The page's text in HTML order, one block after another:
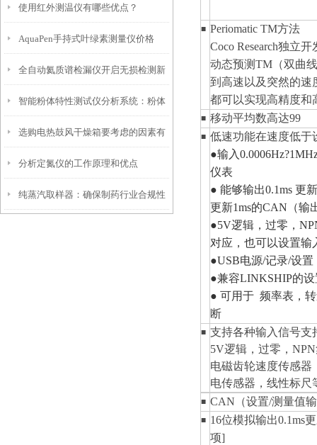
素
使用红外测温仪有哪些优点？
​AquaPen手持式叶绿素测量仪价格
全自动氦质谱检漏仪开启无损检测新
篇章
智能粉体特性测试仪分析系统：粉体
研究的得力助手
选购电热鼓风干燥箱要考虑的因素有
哪些
分析定氮仪的工作原理和优点
纯蒸汽取样器：确保制药行业合规性
■ Periomatic TM方法
Coco Research独立开
动态预测TM （双曲
到高速以及突然的速
都可以实现高精度和
■ 移动平均数高达99
■ 低速功能在速度低于
●输入
仪表
● 能够输出0.1ms 更
更新1ms的CAN（输
●5V逻辑，过零，
对应，也可以设置
●USB电源/记录/设置
●兼容LINKSHIP的
● 可用于 频率表，
断
■ 支持各种输入信号支
5V逻辑，过零，
电磁齿轮速度传感器
电传感器，线性标尺
■ CAN（设置/测量值
■ 16位模拟输出0.1ms
项]